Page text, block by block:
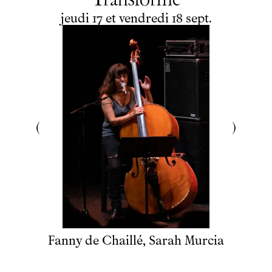
du
jeudi
jeudi 17 et au
vendredi
vendredi 18 septembre
sept.
Fanny de Chaillé, Sarah Murcia
Billetterie
Programmation
Archives
Maison de productions